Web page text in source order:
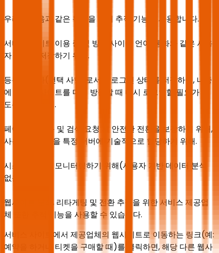
우리는 다음과 같은 목적을 위해 추적 기능을 사용합니다.
서비스 사이트 이용 중 및 방문 사이에 언어, 통화와 같은 사용
자 설정을 저장하기 위해.
등록 사용자(선택 사항)로서의 로그인 상태를 저장하여, 나중
에 서비스 사이트를 다시 방문할 때 다시 로그인할 필요가 없
도록 하기 위해.
페이지 간 이동 및 검색 요청 시 안전한 전환을 보장하기 위해,
사용자의 방문을 특정 서버에 기술적으로 할당하기 위해.
시스템 성능을 모니터링하기 위해(사용자 기반 데이터 분석
없음).
웹사이트 분석, 리타게팅 및 전환 추적을 위한 서비스 제공업
체 또한 추적 기능을 사용할 수 있습니다.
서비스 사이트에서 제공업체의 웹사이트로 이동하는 링크(예:
예약을 하거나 티켓을 구매할 때)를 클릭하면, 해당 다른 웹사